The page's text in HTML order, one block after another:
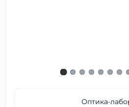
Оптика-